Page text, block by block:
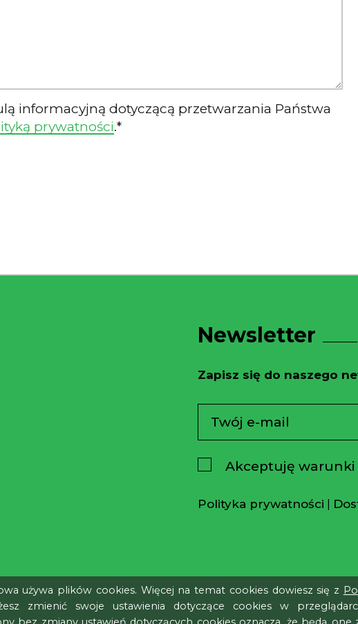
informacyjną dotyczącą przetwarzania Państwa
prywatności.*
Newsletter
Zapisz się do naszego
Akceptuję
Polityka prywatności |
używa plików cookies. Więcej na temat cookies dowiesz się z
zmienić swoje ustawienia dotyczące cookies w